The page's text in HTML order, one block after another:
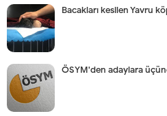
Bacakları kesilen Yavru
ÖSYM'den adaylara